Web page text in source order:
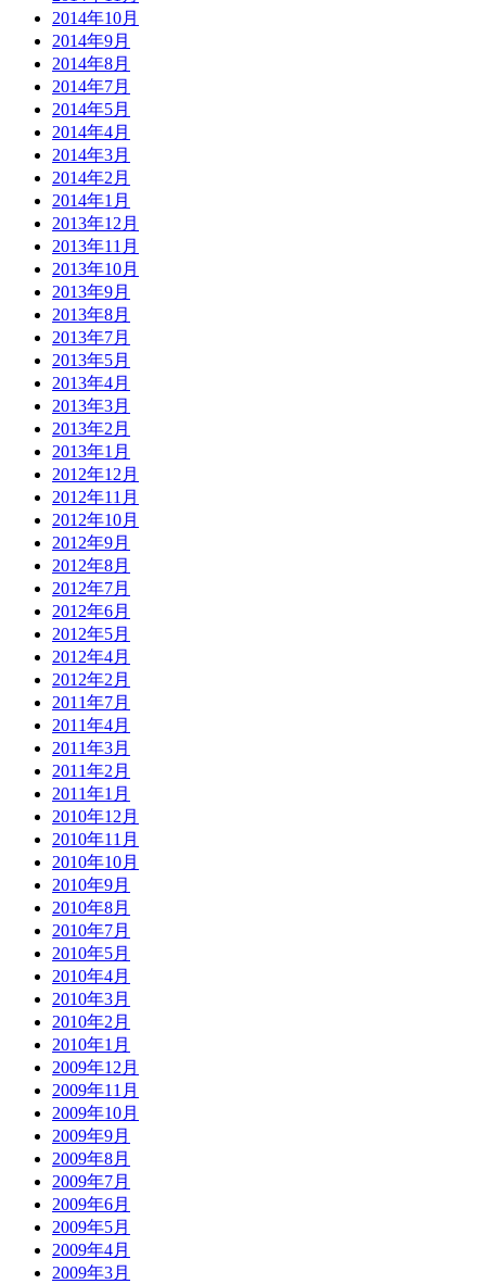
2014年10月
2014年9月
2014年8月
2014年7月
2014年5月
2014年4月
2014年3月
2014年2月
2014年1月
2013年12月
2013年11月
2013年10月
2013年9月
2013年8月
2013年7月
2013年5月
2013年4月
2013年3月
2013年2月
2013年1月
2012年12月
2012年11月
2012年10月
2012年9月
2012年8月
2012年7月
2012年6月
2012年5月
2012年4月
2012年2月
2011年7月
2011年4月
2011年3月
2011年2月
2011年1月
2010年12月
2010年11月
2010年10月
2010年9月
2010年8月
2010年7月
2010年5月
2010年4月
2010年3月
2010年2月
2010年1月
2009年12月
2009年11月
2009年10月
2009年9月
2009年8月
2009年7月
2009年6月
2009年5月
2009年4月
2009年3月